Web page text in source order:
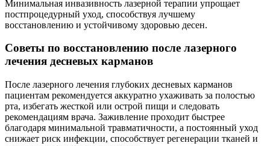
Минимальная инвазивность лазерной терапии упрощает
постпроцедурный уход, способствуя лучшему
восстановлению и устойчивому здоровью десен.
Советы по восстановлению после лазерного
лечения десневых карманов
После лазерного лечения глубоких десневых карманов
пациентам рекомендуется аккуратно ухаживать за полостью
рта, избегать жесткой или острой пищи и следовать
рекомендациям врача. Заживление проходит быстрее
благодаря минимальной травматичности, а постоянный уход
снижает риск инфекции, способствует регенерации тканей и